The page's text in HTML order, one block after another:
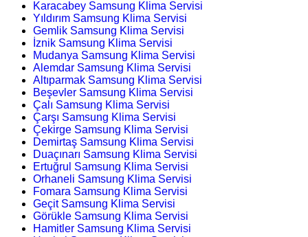
Karacabey Samsung Klima Servisi
Yıldırım Samsung Klima Servisi
Gemlik Samsung Klima Servisi
İznik Samsung Klima Servisi
Mudanya Samsung Klima Servisi
Alemdar Samsung Klima Servisi
Altıparmak Samsung Klima Servisi
Beşevler Samsung Klima Servisi
Çalı Samsung Klima Servisi
Çarşı Samsung Klima Servisi
Çekirge Samsung Klima Servisi
Demirtaş Samsung Klima Servisi
Duaçınarı Samsung Klima Servisi
Ertuğrul Samsung Klima Servisi
Orhaneli Samsung Klima Servisi
Fomara Samsung Klima Servisi
Geçit Samsung Klima Servisi
Görükle Samsung Klima Servisi
Hamitler Samsung Klima Servisi